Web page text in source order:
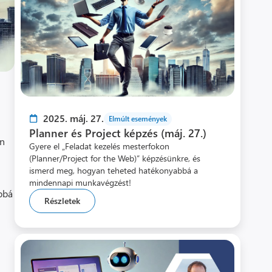
2025. máj. 27. Elmúlt események
Planner és Project képzés (máj. 27.)
Gyere el „Feladat kezelés mesterfokon
(Planner/Project for the Web)” képzésünkre, és
ismerd meg, hogyan teheted hatékonyabbá a
mindennapi munkavégzést!
Részletek